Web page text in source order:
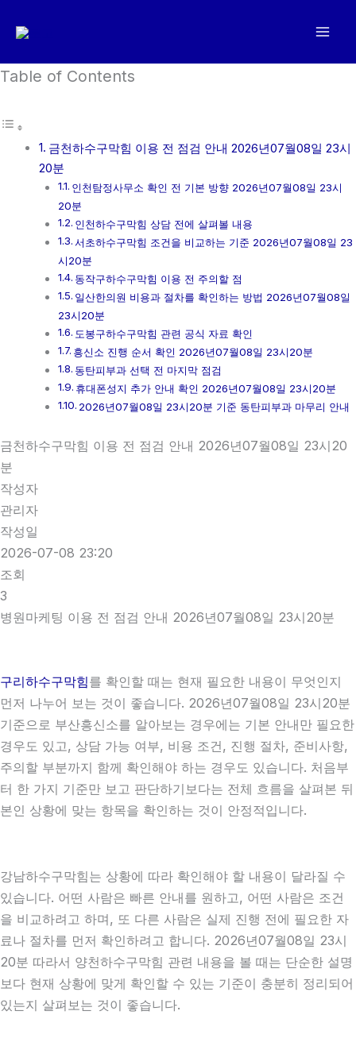
로
너
Table of Contents
금천하수구막힘 이용 전 점검 안내 2026년07월08일 23시
20분
인천탐정사무소 확인 전 기본 방향 2026년07월08일 23시
20분
인천하수구막힘 상담 전에 살펴볼 내용
서초하수구막힘 조건을 비교하는 기준 2026년07월08일 23
시20분
동작구하수구막힘 이용 전 주의할 점
일산한의원 비용과 절차를 확인하는 방법 2026년07월08일
23시20분
도봉구하수구막힘 관련 공식 자료 확인
흥신소 진행 순서 확인 2026년07월08일 23시20분
동탄피부과 선택 전 마지막 점검
휴대폰성지 추가 안내 확인 2026년07월08일 23시20분
2026년07월08일 23시20분 기준 동탄피부과 마무리 안내
금천하수구막힘 이용 전 점검 안내 2026년07월08일 23시20
분
작성자
관리자
작성일
2026-07-08 23:20
조회
3
병원마케팅 이용 전 점검 안내 2026년07월08일 23시20분
구리하수구막힘를 확인할 때는 현재 필요한 내용이 무엇인지
먼저 나누어 보는 것이 좋습니다. 2026년07월08일 23시20분
기준으로 부산흥신소를 알아보는 경우에는 기본 안내만 필요한
경우도 있고, 상담 가능 여부, 비용 조건, 진행 절차, 준비사항,
주의할 부분까지 함께 확인해야 하는 경우도 있습니다. 처음부
터 한 가지 기준만 보고 판단하기보다는 전체 흐름을 살펴본 뒤
본인 상황에 맞는 항목을 확인하는 것이 안정적입니다.
강남하수구막힘는 상황에 따라 확인해야 할 내용이 달라질 수
있습니다. 어떤 사람은 빠른 안내를 원하고, 어떤 사람은 조건
을 비교하려고 하며, 또 다른 사람은 실제 진행 전에 필요한 자
료나 절차를 먼저 확인하려고 합니다. 2026년07월08일 23시
20분 따라서 양천하수구막힘 관련 내용을 볼 때는 단순한 설명
보다 현재 상황에 맞게 확인할 수 있는 기준이 충분히 정리되어
있는지 살펴보는 것이 좋습니다.